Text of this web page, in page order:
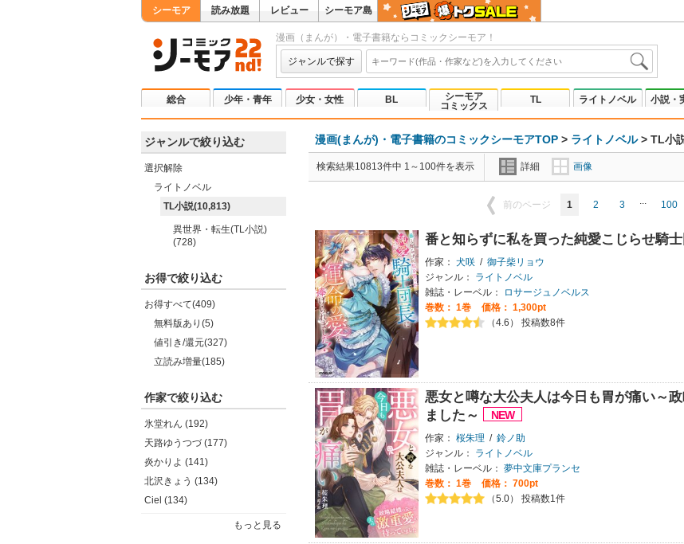
シーモア 読み放題 レビュー シーモア島
漫画（まんが）・電子書籍ならコミックシーモア！
ジャンルで探す
総合 少年・青年 少女・女性 BL
シーモア
コミックス
TL ライトノベル 小説・
ジャンルで絞り込む
選択解除
ライトノベル
TL小説(10,813)
異世界・転生(TL小説)
(728)
お得で絞り込む
お得すべて(409)
無料版あり(5)
値引き/還元(327)
立読み増量(185)
作家で絞り込む
氷堂れん (192)
天路ゆうつづ (177)
炎かりよ (141)
北沢きょう (134)
Ciel (134)
もっと見る
漫画(まんが)・電子書籍のコミックシーモアTOP > ライトノベル> TL小
検索結果10813件中 1～100件を表示 詳細 画像
前のページ 1 2 3 ... 100
番と知らずに私を買った純愛こじらせ騎
作家： 犬咲 / 御子柴リョウ
ジャンル：
ライトノベル
雑誌・レーベル：
ロサージュノベルス
巻数： 1巻
価格： 1,300pt
（4.6） 投稿数8件
悪女と噂な大公夫人は今日も胃が痛い～
ました～
作家： 桜朱理 / 鈴ノ助
ジャンル：
ライトノベル
雑誌・レーベル： 夢中文庫プランセ
巻数： 1巻
価格： 700pt
（5.0） 投稿数1件